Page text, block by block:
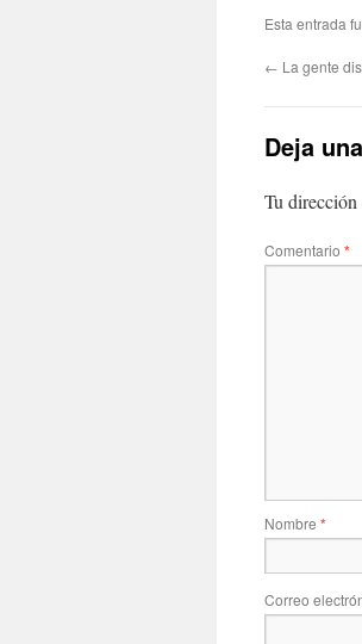
Esta entrada
← La gente
Deja
Tu dirección
Comentario *
Nombre *
Correo